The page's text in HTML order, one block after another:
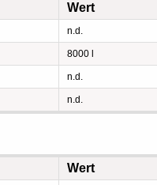
Wert
n.d.
8000 l
n.d.
n.d.
Wert